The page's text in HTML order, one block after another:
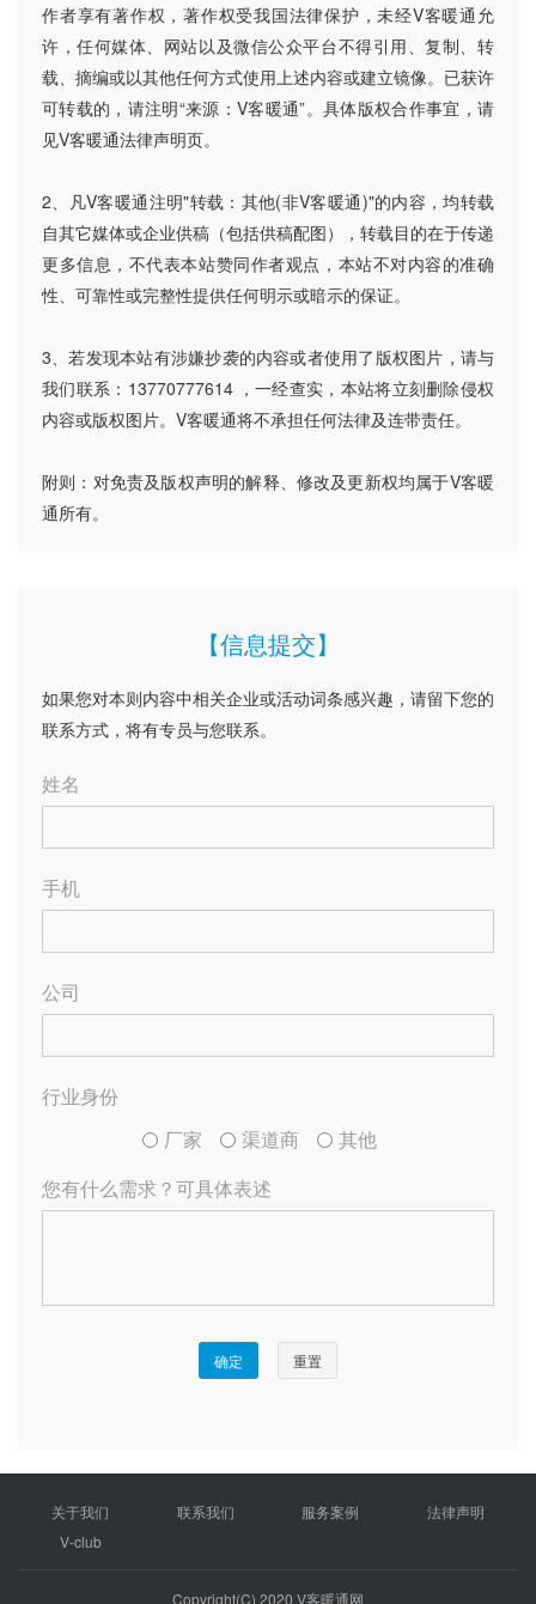
作者享有著作权，著作权受我国法律保护，未经V客暖通允
许，任何媒体、网站以及微信公众平台不得引用、复制、转
载、摘编或以其他任何方式使用上述内容或建立镜像。已获许
可转载的，请注明“来源：V客暖通”。具体版权合作事宜，请
见V客暖通法律声明页。
2、凡V客暖通注明"转载：其他(非V客暖通)"的内容，均转载
自其它媒体或企业供稿（包括供稿配图），转载目的在于传递
更多信息，不代表本站赞同作者观点，本站不对内容的准确
性、可靠性或完整性提供任何明示或暗示的保证。
3、若发现本站有涉嫌抄袭的内容或者使用了版权图片，请与
我们联系：13770777614 ，一经查实，本站将立刻删除侵权
内容或版权图片。V客暖通将不承担任何法律及连带责任。
附则：对免责及版权声明的解释、修改及更新权均属于V客暖
通所有。
关于我们 联系我们 服务案例
法律声明
V-club
Copyright(C) 2020 V客暖通网